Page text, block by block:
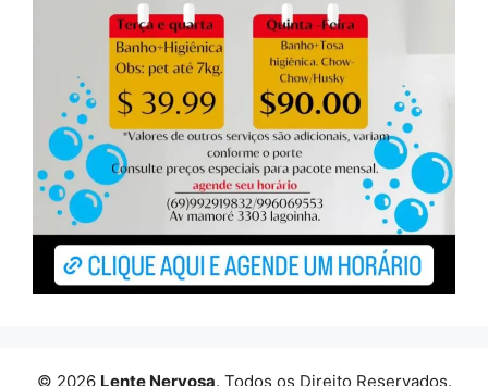
© 2026 Lente Nervosa. Todos os Direito Reservados.